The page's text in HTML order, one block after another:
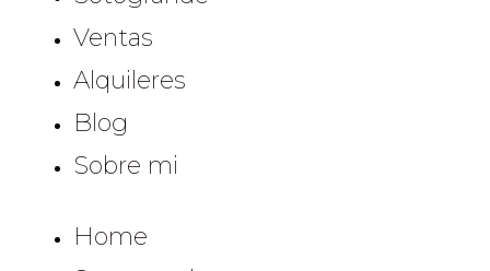
Ventas
Alquileres
Blog
Sobre mi
Home